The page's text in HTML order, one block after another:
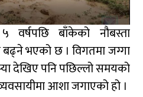
वर्षपछि बाँकेको नौबस्ता
बढ्ने भएको छ । विगतमा जग्गा
देखिए पनि पछिल्लो समयको
आशा जगाएको हो ।